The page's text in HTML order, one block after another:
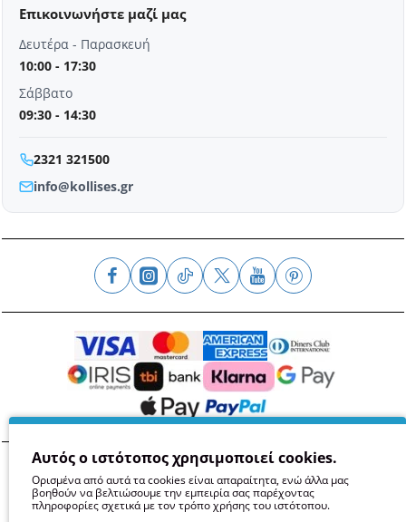
Επικοινωνήστε μαζί μας
Δευτέρα - Παρασκευή
10:00 - 17:30
Σάββατο
09:30 - 14:30
2321 321500
info@kollises.gr
ΌροιΑπόρρητοΑσφάλειαGDPR Cookies
Αυτός ο ιστότοπος χρησιμοποιεί cookies.
Ορισμένα από αυτά τα cookies είναι απαραίτητα, ενώ άλλα μας
βοηθούν να βελτιώσουμε την εμπειρία σας παρέχοντας
πληροφορίες σχετικά με τον τρόπο χρήσης του ιστότοπου.